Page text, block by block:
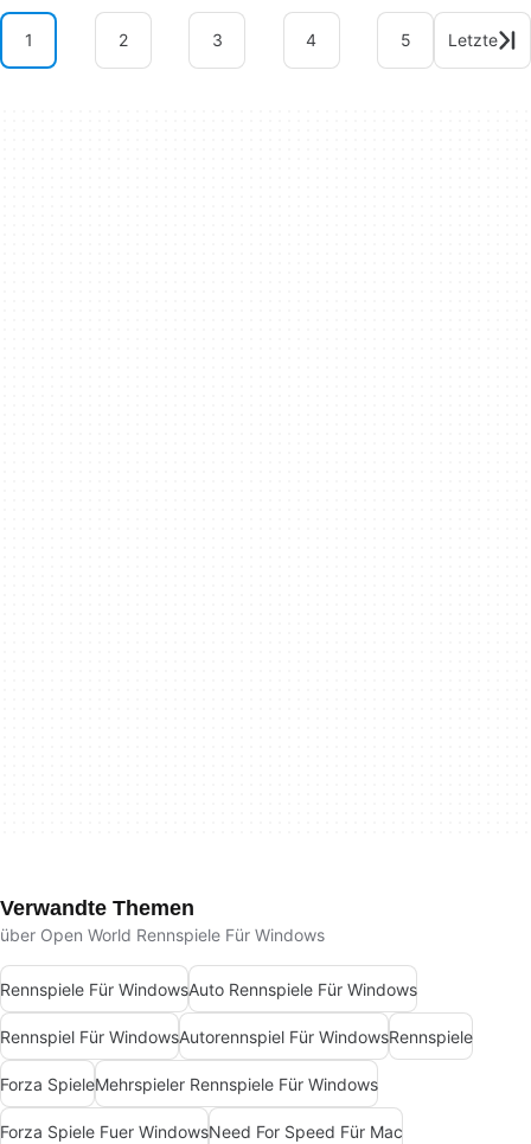
1 2 3 4 5 Letzte
Verwandte Themen
über Open World Rennspiele Für Windows
Rennspiele Für WindowsAuto Rennspiele Für Windows
Rennspiel Für WindowsAutorennspiel Für WindowsRennspiele
Forza SpieleMehrspieler Rennspiele Für Windows
Forza Spiele Fuer WindowsNeed For Speed Für Mac